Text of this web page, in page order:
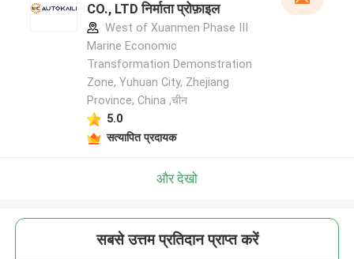
CO., LTD निर्माता प्रोफ़ाइल
West of Xuanmen Phase III
Marine Economic
Transformation Demonstration
Zone, Yuhuan City, Zhejiang
Province, China ,चीन
5.0
सत्यापित प्रदायक
और देखो
सबसे उत्तम प्रतिदान प्राप्त करें